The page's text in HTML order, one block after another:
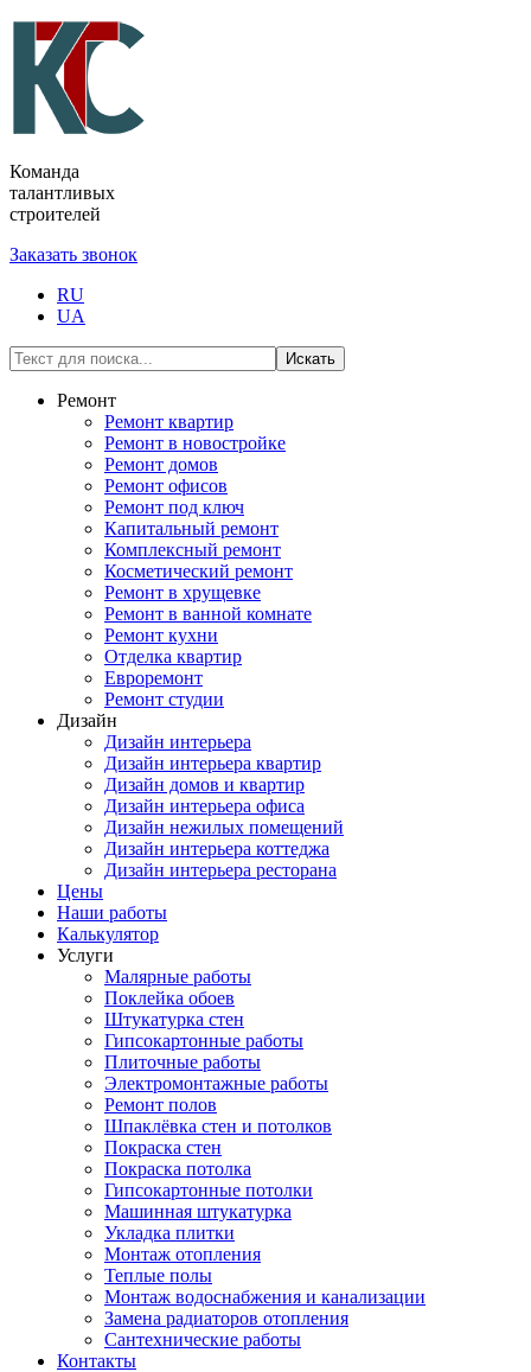
Команда
талантливых
строителей
Заказать звонок
RU
UA
Искать
Ремонт
Ремонт квартир
Ремонт в новостройке
Ремонт домов
Ремонт офисов
Ремонт под ключ
Капитальный ремонт
Комплексный ремонт
Косметический ремонт
Ремонт в хрущевке
Ремонт в ванной комнате
Ремонт кухни
Отделка квартир
Евроремонт
Ремонт студии
Дизайн
Дизайн интерьера
Дизайн интерьера квартир
Дизайн домов и квартир
Дизайн интерьера офиса
Дизайн нежилых помещений
Дизайн интерьера коттеджа
Дизайн интерьера ресторана
Цены
Наши работы
Калькулятор
Услуги
Малярные работы
Поклейка обоев
Штукатурка стен
Гипсокартонные работы
Плиточные работы
Электромонтажные работы
Ремонт полов
Шпаклёвка стен и потолков
Покраска стен
Покраска потолка
Гипсокартонные потолки
Машинная штукатурка
Укладка плитки
Монтаж отопления
Теплые полы
Монтаж водоснабжения и канализации
Замена радиаторов отопления
Сантехнические работы
Контакты